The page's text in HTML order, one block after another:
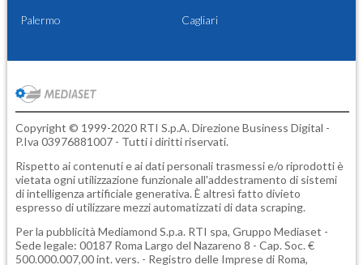
Palermo Cagliari
Copyright © 1999-2020 RTI S.p.A. Direzione Business Digital -
P.Iva 03976881007 - Tutti i diritti riservati.
Rispetto ai contenuti e ai dati personali trasmessi e/o riprodotti è
vietata ogni utilizzazione funzionale all'addestramento di sistemi
di intelligenza artificiale generativa. È altresì fatto divieto
espresso di utilizzare mezzi automatizzati di data scraping.
Per la pubblicità Mediamond S.p.a. RTI spa, Gruppo Mediaset -
Sede legale: 00187 Roma Largo del Nazareno 8 - Cap. Soc. €
500.000.007,00 int. vers. - Registro delle Imprese di Roma,